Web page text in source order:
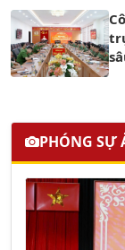
PHÓNG SỰ